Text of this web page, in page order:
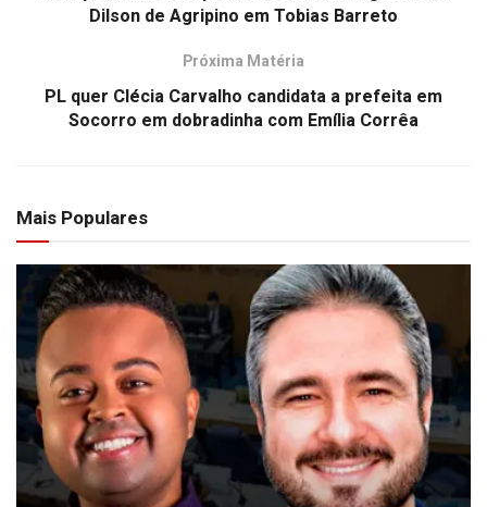
Dilson de Agripino em Tobias Barreto
Próxima Matéria
PL quer Clécia Carvalho candidata a prefeita em
Socorro em dobradinha com Emília Corrêa
Mais Populares